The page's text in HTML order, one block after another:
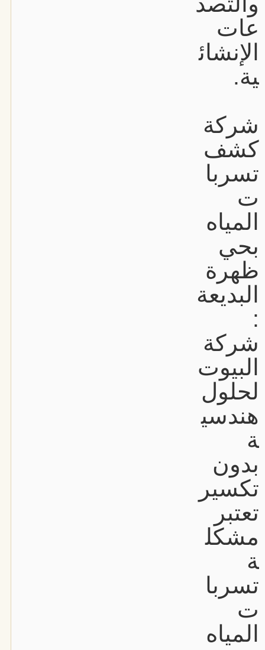
عات
الإنشائ
ية.
شركة
كشف
تسربا
ت
المياه
بحي
ظهرة
البديعة
:
شركة
البيوت
لحلول
هندسي
ة
بدون
تكسير
تعتبر
مشكل
ة
تسربا
ت
المياه